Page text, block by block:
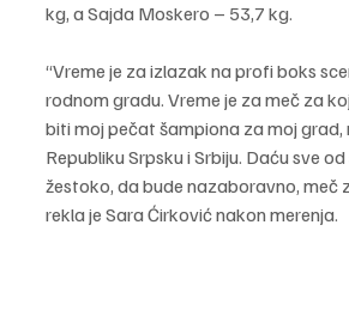
kg, a Sajda Moskero – 53,7 kg.
“Vreme je za izlazak na profi boks
rodnom gradu. Vreme je za meč za
biti moj pečat šampiona za moj grad,
Republiku Srpsku i Srbiju. Daću sve
žestoko, da bude nazaboravno, meč
rekla je Sara Ćirković nakon merenja.